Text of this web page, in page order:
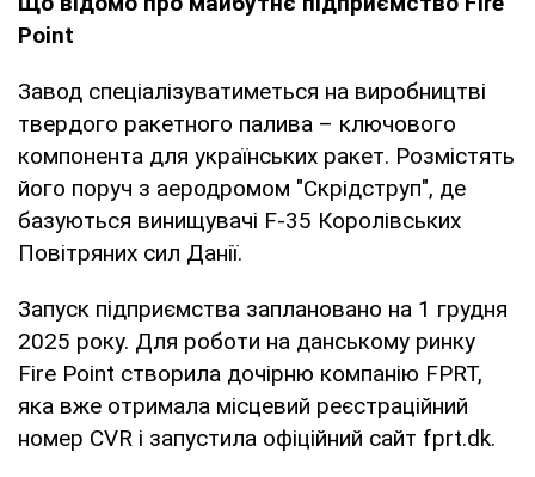
Point
Завод спеціалізуватиметься на виробництві
твердого ракетного палива – ключового
компонента для українських ракет. Розмістять
його поруч з аеродромом "Скрідструп", де
базуються винищувачі F-35 Королівських
Повітряних сил Данії.
Запуск підприємства заплановано на 1 грудня
2025 року. Для роботи на данському ринку
Fire Point створила дочірню компанію FPRT,
яка вже отримала місцевий реєстраційний
номер CVR і запустила офіційний сайт fprt.dk.